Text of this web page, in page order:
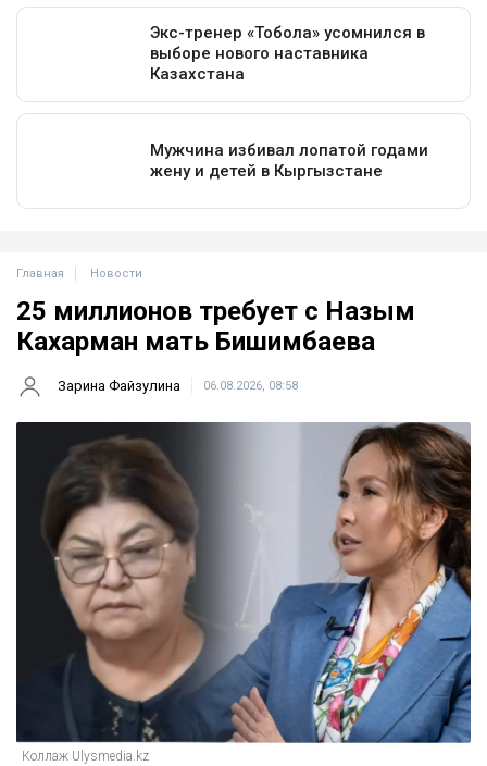
Главная Новости
25 миллионов требует с Назым
Кахарман мать Бишимбаева
Зарина Файзулина 06.08.2026, 08:58
Коллаж Ulysmedia.kz